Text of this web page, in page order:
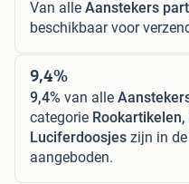
Van alle Aanstekers
beschikbaar voor
9,4%
9,4% van alle
categorie
Luciferdoosjes zijn in
aangeboden.